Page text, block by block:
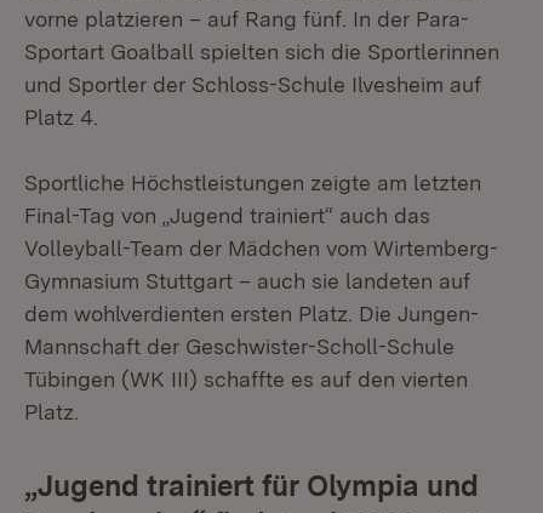
vorne platzieren – auf Rang fünf. In der Para-
Sportart Goalball spielten sich die Sportlerinnen
und Sportler der Schloss-Schule Ilvesheim auf
Platz 4.
Sportliche Höchstleistungen zeigte am letzten
Final-Tag von „Jugend trainiert“ auch das
Volleyball-Team der Mädchen vom Wirtemberg-
Gymnasium Stuttgart – auch sie landeten auf
dem wohlverdienten ersten Platz. Die Jungen-
Mannschaft der Geschwister-Scholl-Schule
Tübingen (WK III) schaffte es auf den vierten
Platz.
„Jugend trainiert für Olympia und